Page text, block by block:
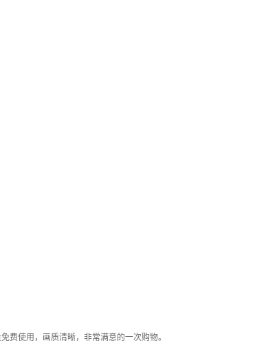
费使用，画质清晰，非常满意的一次购物。